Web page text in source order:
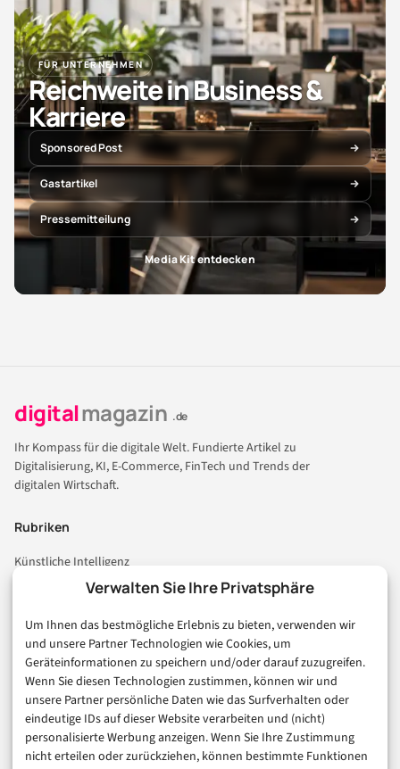
Verwalten Sie Ihre Privatsphäre
Um Ihnen das bestmögliche Erlebnis zu bieten, verwenden wir
und unsere Partner Technologien wie Cookies, um
Geräteinformationen zu speichern und/oder darauf zuzugreifen.
Wenn Sie diesen Technologien zustimmen, können wir und
unsere Partner persönliche Daten wie das Surfverhalten oder
eindeutige IDs auf dieser Website verarbeiten und (nicht)
personalisierte Werbung anzeigen. Wenn Sie Ihre Zustimmung
nicht erteilen oder zurückziehen, können bestimmte Funktionen
FÜR UNTERNEHMEN
Reichweite in Business &
Karriere
Sponsored Post
Gastartikel
Pressemitteilung
Media Kit entdecken
digitalmagazin .de
Ihr Kompass für die digitale Welt. Fundierte Artikel zu
Digitalisierung, KI, E-Commerce, FinTech und Trends der
digitalen Wirtschaft.
Rubriken
Künstliche Intelligenz
Technologie & IT
Consumer & Digital Life
Marketing
Finanzen & FinTech
Business & Karriere
Sicherheit & Recht
Digitalisierung